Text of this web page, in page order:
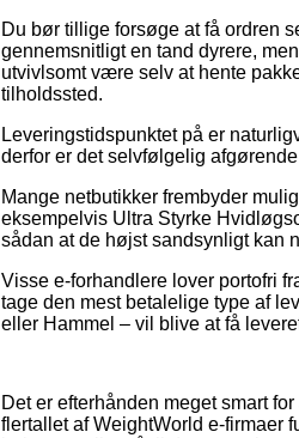
Du bør tillige forsøge at få ordren
gennemsnitligt en tand dyrere,
utvivlsomt være selv at hente
tilholdssted.
Leveringstidspunktet på er
derfor er det selvfølgelig
Mange netbutikker frembyder
eksempelvis Ultra Styrke
sådan at de højst sandsynligt kan
Visse e-forhandlere lover portofri
tage den mest betalelige type af
eller Hammel – vil blive at få
Det er efterhånden meget smart
flertallet af WeightWorld e-firmaer